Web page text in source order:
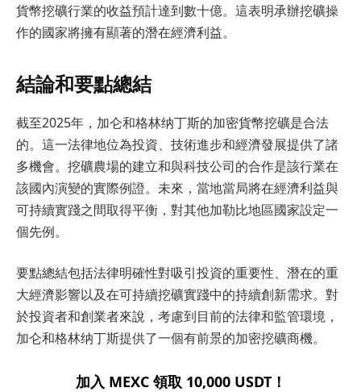
貨幣挖礦行業的收益預計達到數十億。這表明承辦挖礦操
作的國家將擁有顯著的潛在經濟利益。
結論和要點總結
截至2025年，加仑和格林纳丁斯的加密貨幣挖礦是合法
的。這一法律地位為投資、技術進步和經濟發展提供了諸
多機會。挖礦農場的建立和與科技公司的合作是該行業在
該國內演變的實際例證。未來，當地當局將在經濟利益與
可持續實踐之間取得平衡，對其他加勒比地區國家設定一
個先例。
要點總結包括法律明確性對吸引投資的重要性、潛在的重
大經濟影響以及在可持續挖礦實踐中的持續創新需求。對
於投資者和創業者來說，考慮到目前的法律和監管環境，
加仑和格林纳丁斯提供了一個有前景的加密挖礦商機。
加入 MEXC 領取 10,000 USDT！